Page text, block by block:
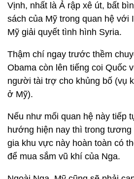
Vịnh, nhất là Ả rập xê út, bất
sách của Mỹ trong quan hệ với
Mỹ giải quyết tình hình Syria.
Thậm chí ngay trước thềm
Obama còn lên tiếng coi Quốc
người tài trợ cho khủng bố (vụ
ở Mỹ).
Nếu như mối quan hệ này tiếp
hướng hiện nay thì trong tương
gia khu vực này hoàn toàn có
để mua sắm vũ khí của Nga.